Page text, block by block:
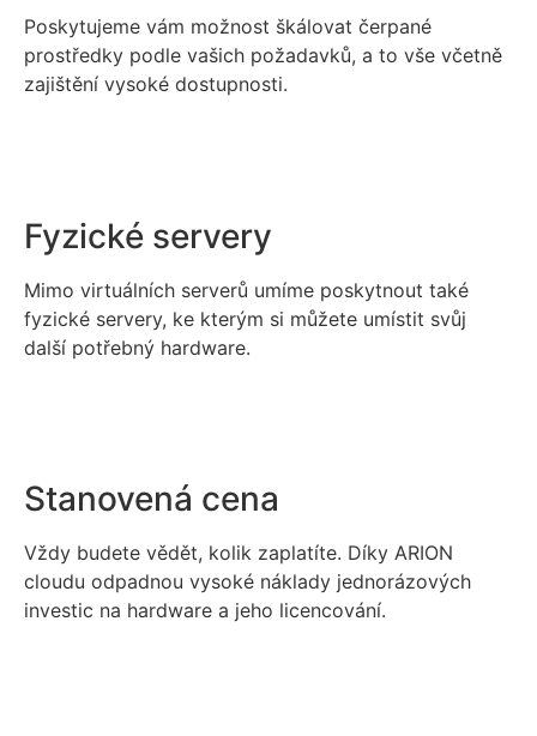
Poskytujeme vám možnost škálovat čerpané
prostředky podle vašich požadavků, a to vše včetně
zajištění vysoké dostupnosti.
Fyzické servery
Mimo virtuálních serverů umíme poskytnout také
fyzické servery, ke kterým si můžete umístit svůj
další potřebný hardware.
Stanovená cena
Vždy budete vědět, kolik zaplatíte. Díky ARION
cloudu odpadnou vysoké náklady jednorázových
investic na hardware a jeho licencování.